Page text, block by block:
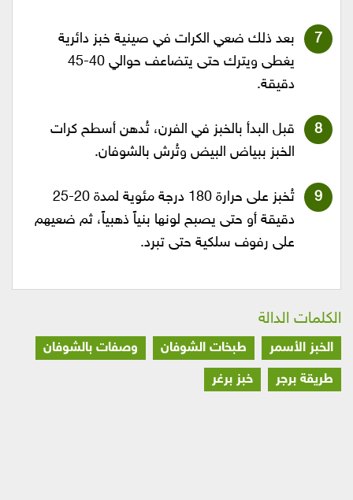
بعد ذلك ضعي الكرات في صينية خبز دائرية
يغطى ويترك حتى يتضاعف حوالي 40-45
دقيقة.
قبل البدأ بالخبز في الفرن، تُدهن أسطح كرات
الخبز ببياض البيض وتُرش بالشوفان.
تُخبز على حرارة 180 درجة مئوية لمدة 20-25
دقيقة أو حتى يصبح لونها بنياً ذهبياً، ثم ضعيهم
على رفوف سلكية حتى تبرد.
الكلمات الدالة
الخبز الأسمر طبخات الشوفان
وصفات بالشوفان
طريقة برجر
خبز برغر